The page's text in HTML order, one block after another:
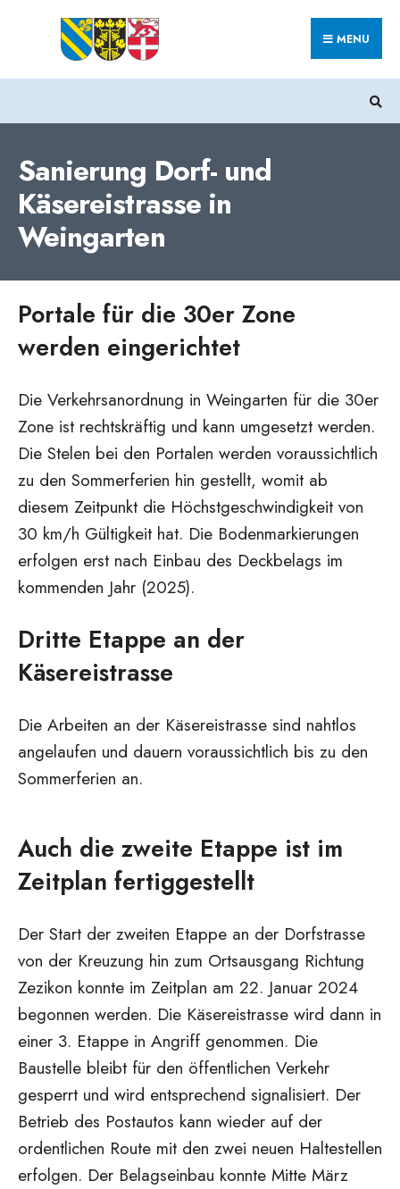
MENU
Sanierung Dorf- und
Käsereistrasse in
Weingarten
Portale für die 30er Zone
werden eingerichtet
Die Verkehrsanordnung in Weingarten für die 30er
Zone ist rechtskräftig und kann umgesetzt werden.
Die Stelen bei den Portalen werden voraussichtlich
zu den Sommerferien hin gestellt, womit ab
diesem Zeitpunkt die Höchstgeschwindigkeit von
30 km/h Gültigkeit hat. Die Bodenmarkierungen
erfolgen erst nach Einbau des Deckbelags im
kommenden Jahr (2025).
Dritte Etappe an der
Käsereistrasse
Die Arbeiten an der Käsereistrasse sind nahtlos
angelaufen und dauern voraussichtlich bis zu den
Sommerferien an.
Auch die zweite Etappe ist im
Zeitplan fertiggestellt
Der Start der zweiten Etappe an der Dorfstrasse
von der Kreuzung hin zum Ortsausgang Richtung
Zezikon konnte im Zeitplan am 22. Januar 2024
begonnen werden. Die Käsereistrasse wird dann in
einer 3. Etappe in Angriff genommen. Die
Baustelle bleibt für den öffentlichen Verkehr
gesperrt und wird entsprechend signalisiert. Der
Betrieb des Postautos kann wieder auf der
ordentlichen Route mit den zwei neuen Haltestellen
erfolgen. Der Belagseinbau konnte Mitte März
Search
for: